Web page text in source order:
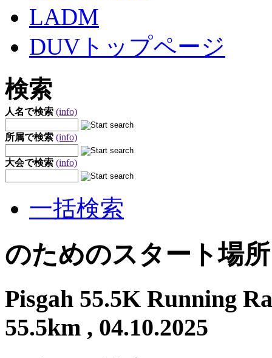
LADM
DUVトップページ
検索
人名で検索 (info)
所属で検索 (info)
大会で検索 (info)
一括検索
のためのスタート場所
Pisgah 55.5K Running
55.5km , 04.10.2025